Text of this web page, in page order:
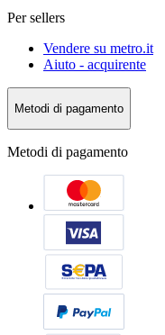
Per sellers
Vendere su metro.it
Aiuto - acquirente
Metodi di pagamento
Metodi di pagamento